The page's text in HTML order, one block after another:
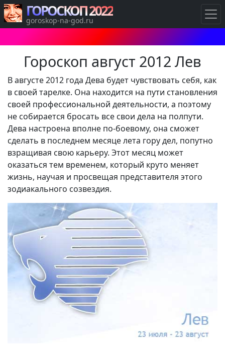
Гороскоп август 2012 Лев
В августе 2012 года Дева будет чувствовать себя, как
в своей тарелке. Она находится на пути становления
своей профессиональной деятельности, а поэтому
не собирается бросать все свои дела на полпути.
Дева настроена вполне по-боевому, она сможет
сделать в последнем месяце лета гору дел, попутно
взращивая свою карьеру. Этот месяц может
оказаться тем временем, который круто меняет
жизнь, научая и просвещая представителя этого
зодиакального созвездия.
ГОРОСКОП 2022
goroskop-na-god.ru